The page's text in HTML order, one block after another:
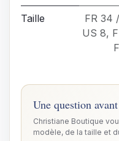
Taille FR 34
US 8,
Une question
Christiane Boutique
modèle, de la taille et